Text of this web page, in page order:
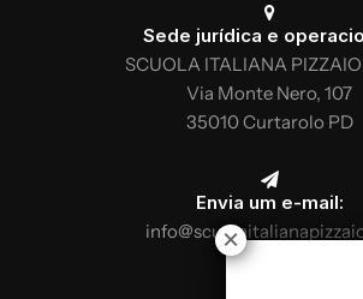
Sede jurídica e
SCUOLA ITALIANA
Via Monte Nero, 107
35010 Curtarolo PD
Envia um e-mail: